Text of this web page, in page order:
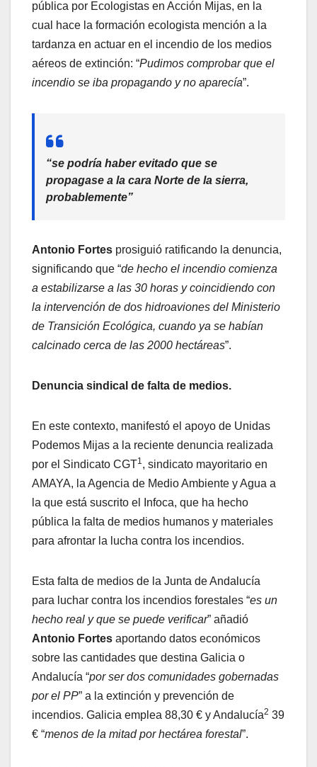
pública por Ecologistas en Acción Mijas, en la
cual hace la formación ecologista mención a la
tardanza en actuar en el incendio de los medios
aéreos de extinción: “Pudimos comprobar que el
incendio se iba propagando y no aparecía”.
“se podría haber evitado que se
propagase a la cara Norte de la sierra,
probablemente”
Antonio Fortes prosiguió ratificando la denuncia,
significando que “de hecho el incendio comienza
a estabilizarse a las 30 horas y coincidiendo con
la intervención de dos hidroaviones del Ministerio
de Transición Ecológica, cuando ya se habían
calcinado cerca de las 2000 hectáreas”.
Denuncia sindical de falta de medios.
En este contexto, manifestó el apoyo de Unidas
Podemos Mijas a la reciente denuncia realizada
por el Sindicato CGT1 , sindicato mayoritario en
AMAYA, la Agencia de Medio Ambiente y Agua a
la que está suscrito el Infoca, que ha hecho
pública la falta de medios humanos y materiales
para afrontar la lucha contra los incendios.
Esta falta de medios de la Junta de Andalucía
para luchar contra los incendios forestales “es un
hecho real y que se puede verificar” añadió
Antonio Fortes aportando datos económicos
sobre las cantidades que destina Galicia o
Andalucía “por ser dos comunidades gobernadas
por el PP” a la extinción y prevención de
incendios. Galicia emplea 88,30 € y Andalucía2 39
€ “menos de la mitad por hectárea forestal”.